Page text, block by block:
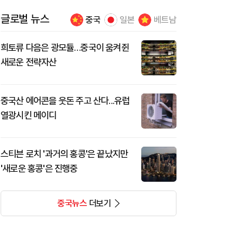
글로벌 뉴스 중국 일본 베트남
희토류 다음은 광모듈…중국이 움켜쥔
새로운 전략자산
중국산 에어콘을 웃돈 주고 산다...유럽
열광시킨 메이디
스티븐 로치 '과거의 홍콩'은 끝났지만
'새로운 홍콩'은 진행중
중국뉴스더보기